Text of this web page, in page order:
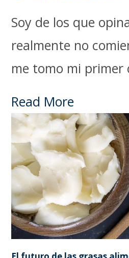
Soy de los que
realmente no
me tomo mi primer
Read More